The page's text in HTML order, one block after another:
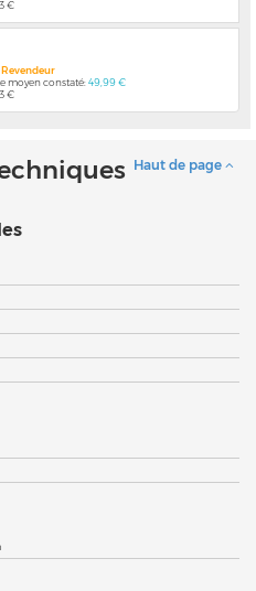
€
moyen constaté:49,99 €
€
Haut de page